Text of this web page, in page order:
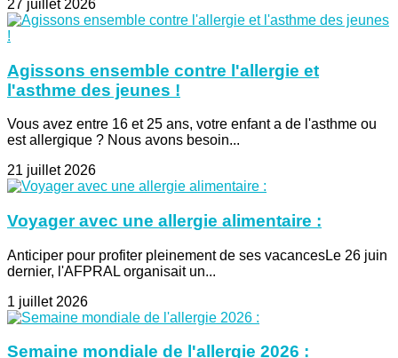
27 juillet 2026
Agissons ensemble contre l'allergie et
l'asthme des jeunes !
Vous avez entre 16 et 25 ans, votre enfant a de l'asthme ou
est allergique ? Nous avons besoin...
21 juillet 2026
Voyager avec une allergie alimentaire :
Anticiper pour profiter pleinement de ses vacancesLe 26 juin
dernier, l'AFPRAL organisait un...
1 juillet 2026
Semaine mondiale de l'allergie 2026 :